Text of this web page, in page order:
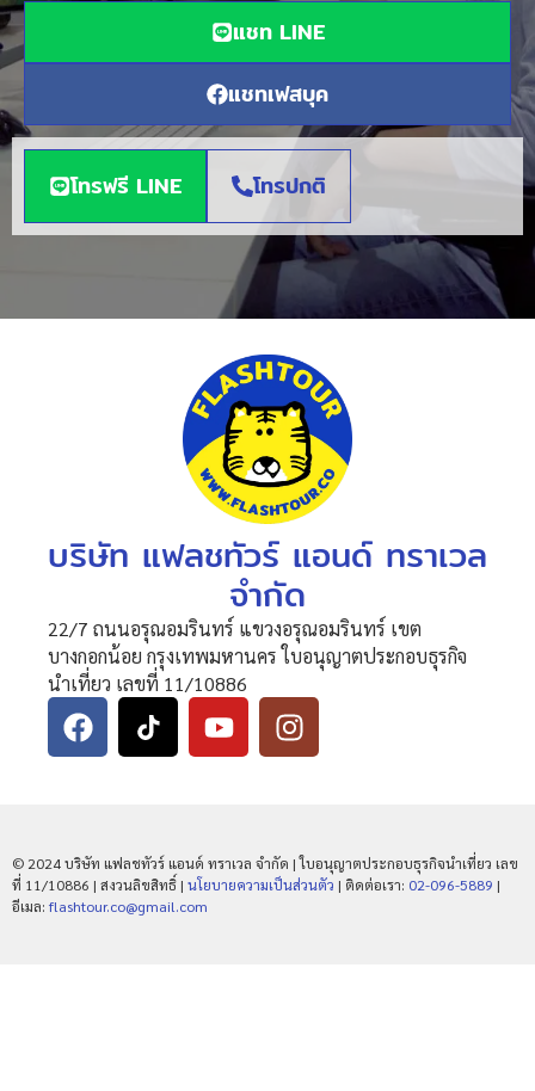
แชท LINE
แชทเฟสบุค
โทรฟรี LINE โทรปกติ
บริษัท แฟลชทัวร์ แอนด์ ทราเวล
จำกัด
22/7 ถนนอรุณอมรินทร์ แขวงอรุณอมรินทร์ เขต
บางกอกน้อย กรุงเทพมหานคร ใบอนุญาตประกอบธุรกิจ
นำเที่ยว เลขที่ 11/10886
© 2024 บริษัท แฟลชทัวร์ แอนด์ ทราเวล จำกัด | ใบอนุญาตประกอบธุรกิจนำเที่ยว เลข
ที่ 11/10886 | สงวนลิขสิทธิ์ | นโยบายความเป็นส่วนตัว | ติดต่อเรา: 02-096-5889 |
อีเมล: flashtour.co@gmail.com